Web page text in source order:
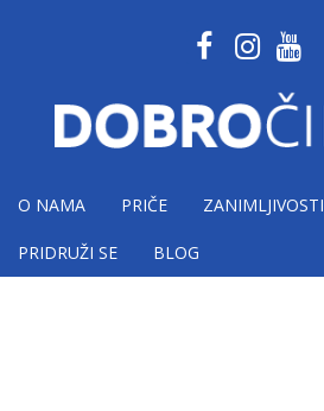
O NAMA PRIČE ZANIMLJIVOSTI
PRIDRUŽI SE BLOG